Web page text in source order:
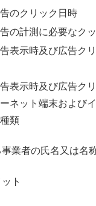
のクリック日時
の計測に必要なク
表示時及び広告ク
表示時及び広告ク
ネット端末および
類
業者の氏名又は名
ト